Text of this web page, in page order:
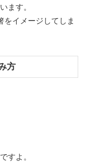
ます。
をイメージしてしま
方
すよ。